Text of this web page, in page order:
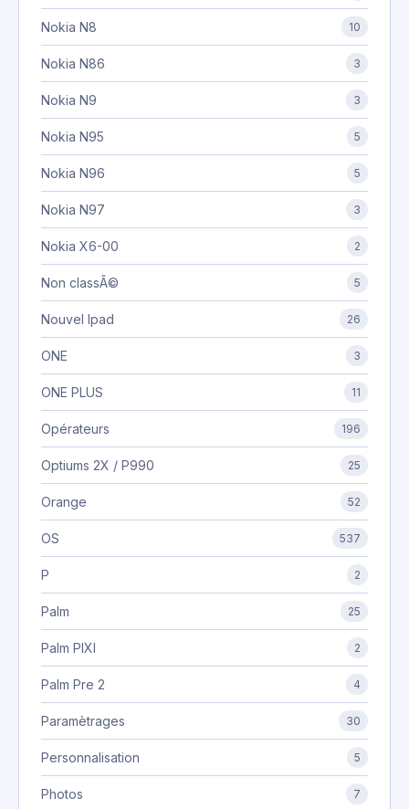
Nokia N8 10
Nokia N86 3
Nokia N9 3
Nokia N95 5
Nokia N96 5
Nokia N97 3
Nokia X6-00 2
Non classÃ© 5
Nouvel Ipad 26
ONE 3
ONE PLUS 11
Opérateurs 196
Optiums 2X / P990 25
Orange 52
OS 537
P 2
Palm 25
Palm PIXI 2
Palm Pre 2 4
Paramètrages 30
Personnalisation 5
Photos 7